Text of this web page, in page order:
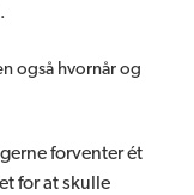
også hvornår og
forventer ét
for at skulle